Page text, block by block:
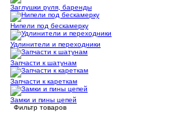
Заглушки руля, баренды
Нипели под бескамерку
Удлинители и переходники
Запчасти к шатунам
Запчасти к кареткам
Замки и пины цепей
Фильтр товаров